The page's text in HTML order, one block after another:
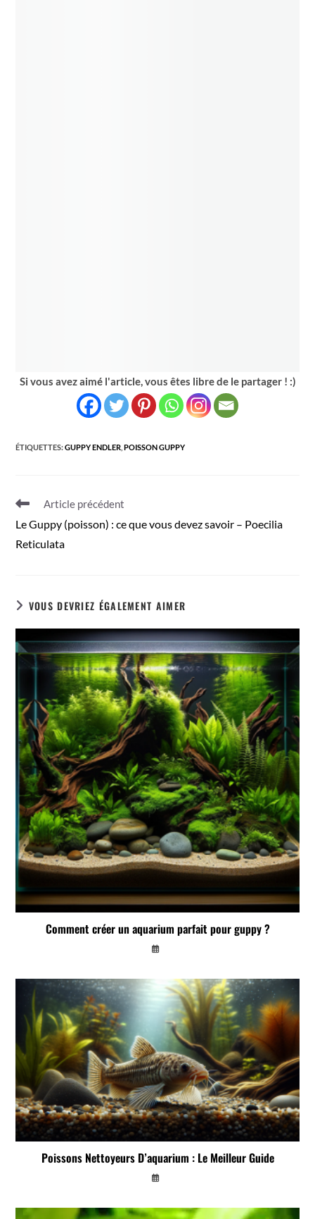
Si vous avez aimé l'article, vous êtes libre de le partager ! :)
ÉTIQUETTES:GUPPY ENDLER POISSON GUPPY
Read
articles
Article précédent
Le Guppy (poisson) : ce que vous devez savoir – Poecilia
Reticulata
VOUS DEVRIEZ ÉGALEMENT AIMER
Comment créer un aquarium parfait pour guppy ?
Poissons Nettoyeurs D’aquarium : Le Meilleur Guide